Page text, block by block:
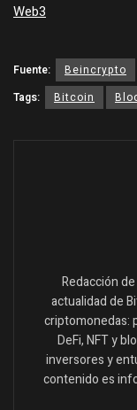
Web3
Fuente:
Beincrypto
Tags:
Bitcoin
Redacción
actualidad de
criptomonedas:
DeFi, NFT y
inversores y
contenido es